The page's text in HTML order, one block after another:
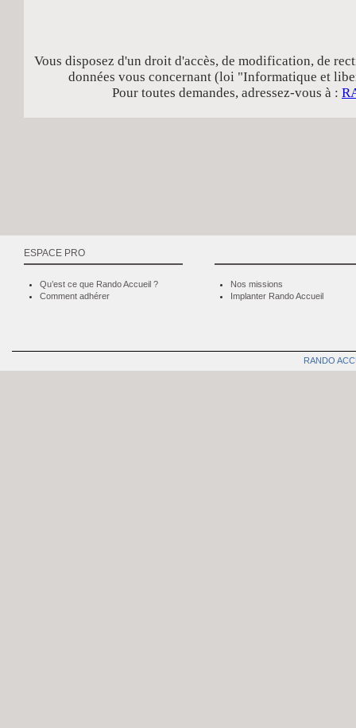
Vous disposez d'un droit d'accès, de modification, de
données vous concernant (loi "Informatique et
Pour toutes demandes, adressez-vous à :
ESPACE PRO
Qu’est ce que Rando Accueil ?
Comment adhérer
Nos missions
Implanter Rando Accueil
RANDO